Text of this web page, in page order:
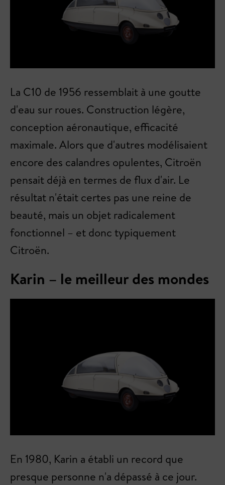
La C10 de 1956 ressemblait à une goutte
d'eau sur roues. Construction légère,
conception aéronautique, efficacité
maximale. Alors que d'autres modélisaient
encore des calandres opulentes, Citroën
pensait déjà en termes de flux d'air. Le
résultat n'était certes pas une reine de
beauté, mais un objet radicalement
fonctionnel – et donc typiquement
Citroën.
Karin – le meilleur des mondes
En 1980, Karin a établi un record que
presque personne n'a dépassé à ce jour.